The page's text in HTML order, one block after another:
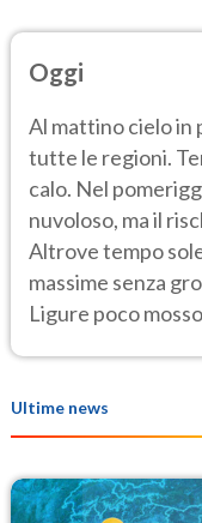
Oggi
Al mattino cielo in
tutte le regioni.
calo. Nel
nuvoloso, ma il
Altrove tempo
massime senza
Ligure poco
Ultime news